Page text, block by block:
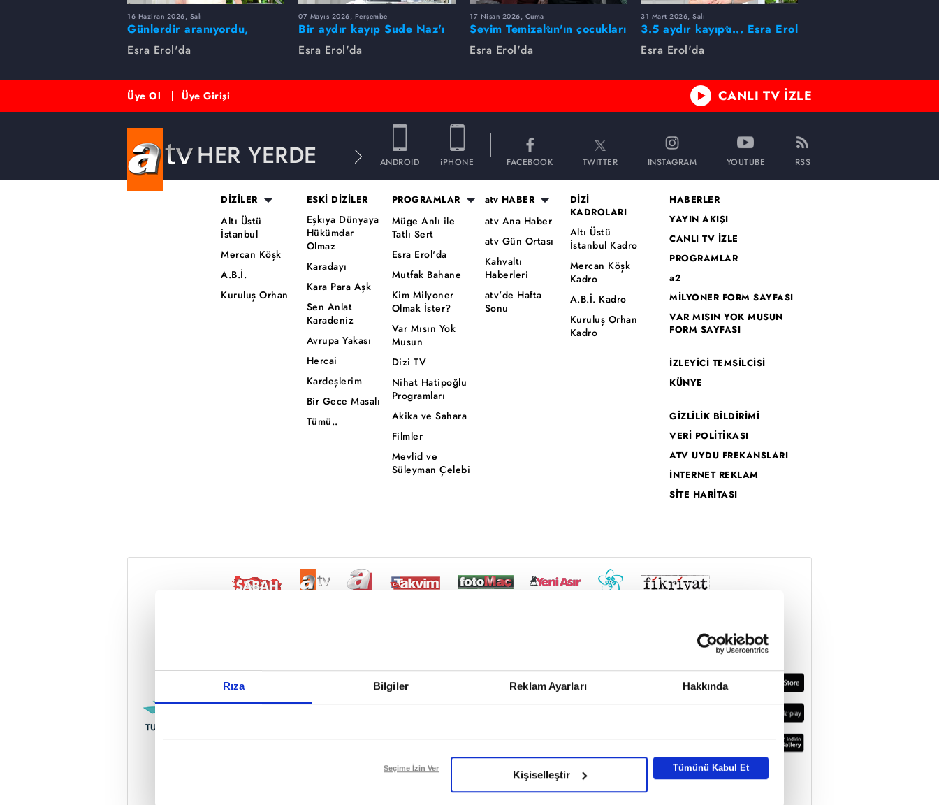
Rıza Bilgiler Reklam Ayarları Hakkında
Reddet
Seçime İzin Ver
Kişiselleştir
Tümünü Kabul Et
16 Haziran 2026, Salı
Günlerdir aranıyordu,
dakikalar içinde bulundu!
Esra Erol'da
07 Mayıs 2026, Perşembe
Bir aydır kayıp Sude Naz'ı
Esra Erol buldu
Esra Erol'da
17 Nisan 2026, Cuma
Sevim Temizaltın'ın çocukları
nerede?
Esra Erol'da
31 Mart 2026, Salı
3.5 aydır kayıptı... Esra Erol
buldu!
Esra Erol'da
Üye Ol Üye Girişi CANLI TV İZLE
HER YERDE ANDROID iPHONE FACEBOOK TWITTER INSTAGRAM YOUTUBE RSS
DİZİLER
Altı Üstü
İstanbul
Mercan Köşk
A.B.İ.
Kuruluş Orhan
ESKİ DİZİLER
Eşkıya Dünyaya
Hükümdar
Olmaz
Karadayı
Kara Para Aşk
Sen Anlat
Karadeniz
Avrupa Yakası
Hercai
Kardeşlerim
Bir Gece Masalı
Tümü..
PROGRAMLAR
Müge Anlı ile
Tatlı Sert
Esra Erol'da
Mutfak Bahane
Kim Milyoner
Olmak İster?
Var Mısın Yok
Musun
Dizi TV
Nihat Hatipoğlu
Programları
Akika ve Sahara
Filmler
Mevlid ve
Süleyman Çelebi
atv HABER
atv Ana Haber
atv Gün Ortası
Kahvaltı
Haberleri
atv'de Hafta
Sonu
DİZİ
KADROLARI
Altı Üstü
İstanbul Kadro
Mercan Köşk
Kadro
A.B.İ. Kadro
Kuruluş Orhan
Kadro
HABERLER
YAYIN AKIŞI
CANLI TV İZLE
PROGRAMLAR
a2
MİLYONER FORM SAYFASI
VAR MISIN YOK MUSUN
FORM SAYFASI
İZLEYİCİ TEMSİLCİSİ
KÜNYE
GİZLİLİK BİLDİRİMİ
VERİ POLİTİKASI
ATV UYDU FREKANSLARI
İNTERNET REKLAM
SİTE HARİTASI